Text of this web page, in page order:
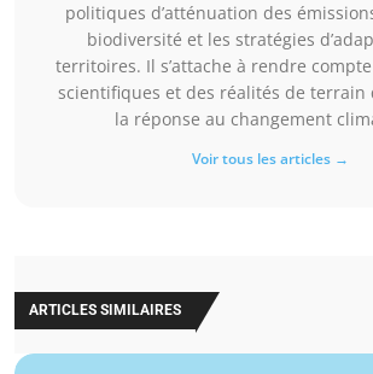
politiques d’atténuation des
biodiversité et les stratégies
territoires. Il s’attache à rendre
scientifiques et des réalités de terrain
la réponse au changement
Voir tous les articles →
ARTICLES SIMILAIRES